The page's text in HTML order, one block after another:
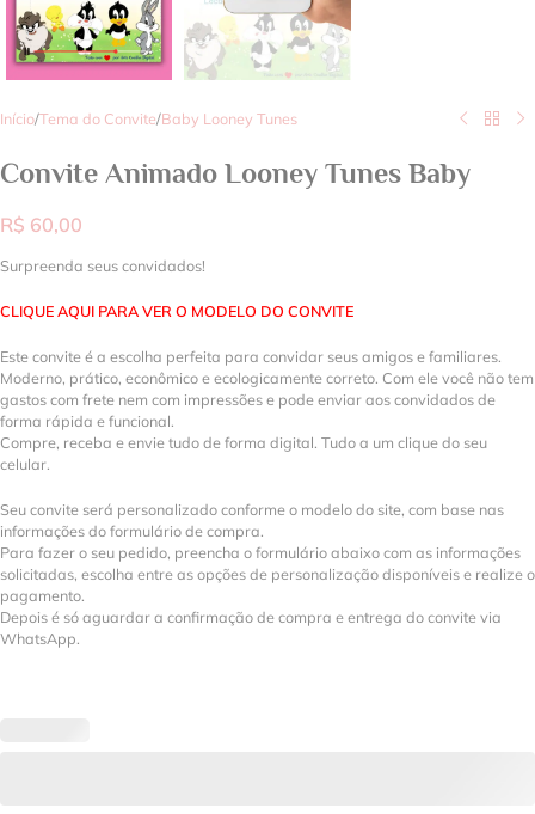
Início/Tema do Convite/Baby Looney Tunes
Convite Animado Looney Tunes Baby
R$ 60,00
Surpreenda seus convidados!
CLIQUE AQUI PARA VER O MODELO DO CONVITE
Este convite é a escolha perfeita para convidar seus amigos e familiares.
Moderno, prático, econômico e ecologicamente correto. Com ele você não tem
gastos com frete nem com impressões e pode enviar aos convidados de
forma rápida e funcional.
Compre, receba e envie tudo de forma digital. Tudo a um clique do seu
celular.
Seu convite será personalizado conforme o modelo do site, com base nas
informações do formulário de compra.
Para fazer o seu pedido, preencha o formulário abaixo com as informações
solicitadas, escolha entre as opções de personalização disponíveis e realize o
pagamento.
Depois é só aguardar a confirmação de compra e entrega do convite via
WhatsApp.